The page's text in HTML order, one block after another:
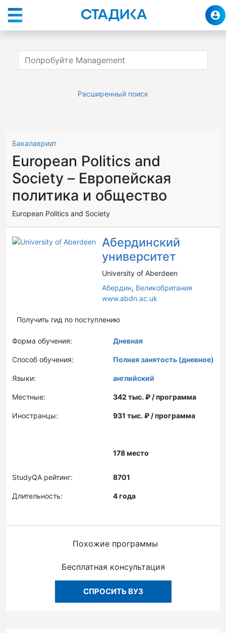
Расширенный поиск
Бакалавриат
European Politics and
Society – Европейская
политика и общество
European Politics and Society
Абердинский
университет
University of Aberdeen
Абердин, Великобритания
www.abdn.ac.uk
Получить гид по поступлению
Форма обучения: Дневная
Способ обучения: Полная занятость (дневное)
Языки: английский
Местные: 342 тыс. ₽ / программа
Иностранцы: 931 тыс. ₽ / программа
178 место
StudyQA рейтинг: 8701
Длительность: 4 года
Похожие программы
Бесплатная консультация
СПРОСИТЬ ВУЗ